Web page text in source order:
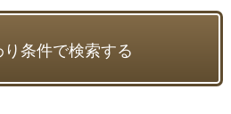
り条件で検索する